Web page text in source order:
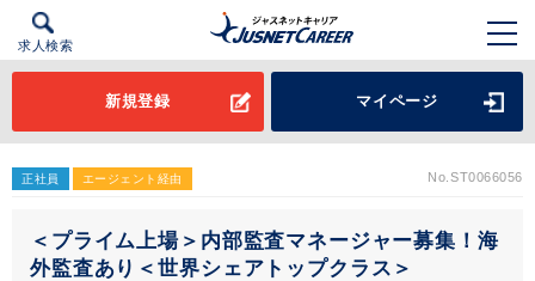
求人検索
新規登録 マイページ
正社員 エージェント経由 No.ST0066056
＜プライム上場＞内部監査マネージャー募集！海
外監査あり＜世界シェアトップクラス＞